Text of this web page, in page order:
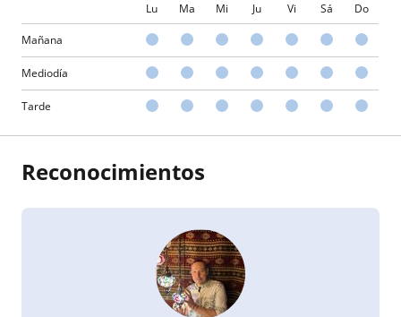
Lu Ma Mi Ju Vi Sá Do
Mañana
Mediodía
Tarde
Reconocimientos